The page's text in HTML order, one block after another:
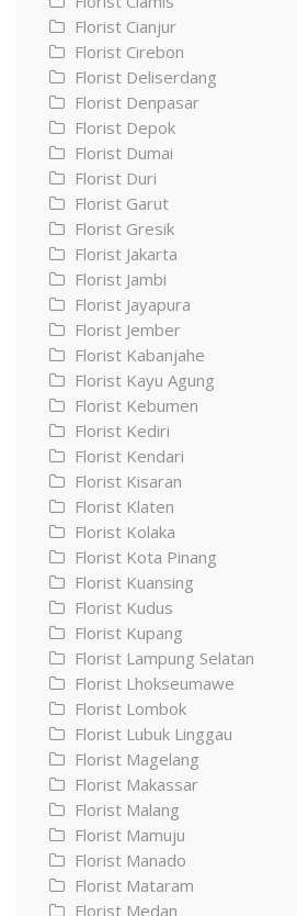
Florist Cianjur
Florist Cirebon
Florist Deliserdang
Florist Denpasar
Florist Depok
Florist Dumai
Florist Duri
Florist Garut
Florist Gresik
Florist Jakarta
Florist Jambi
Florist Jayapura
Florist Jember
Florist Kabanjahe
Florist Kayu Agung
Florist Kebumen
Florist Kediri
Florist Kendari
Florist Kisaran
Florist Klaten
Florist Kolaka
Florist Kota Pinang
Florist Kuansing
Florist Kudus
Florist Kupang
Florist Lampung Selatan
Florist Lhokseumawe
Florist Lombok
Florist Lubuk Linggau
Florist Magelang
Florist Makassar
Florist Malang
Florist Mamuju
Florist Manado
Florist Mataram
Florist Medan